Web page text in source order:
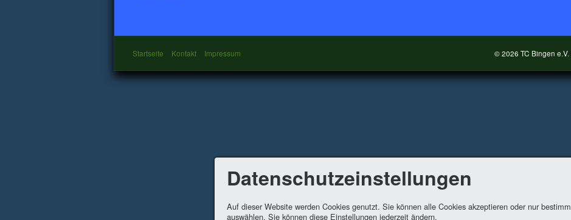
Startseite Kontakt Impressum © 2026 TC Bingen
Datenschutzeinstellungen
Auf dieser Website werden Cookies genutzt. Sie können alle Cookies akzeptieren oder nur
auswählen. Sie können diese Einstellungen jederzeit ändern.